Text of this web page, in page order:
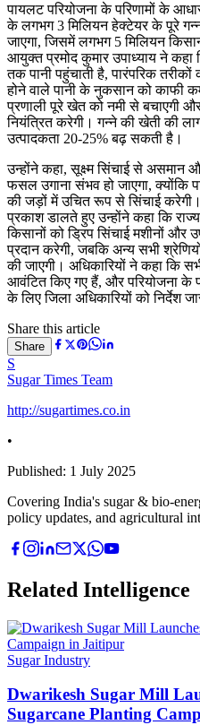
पायलट परियोजना के परिणामों के
के लगभग 3 मिलियन हेक्टेयर के पूरे
जाएगा, जिसमें लगभग 5 मिलियन
आयुक्त प्रमोद कुमार उपाध्याय ने कहा
तक पानी पहुंचाती है, पारंपरिक
होने वाले पानी के नुकसान को काफी
प्रणाली पूरे खेत को नमी से बचाएगी
नियंत्रित करेगी। गन्ने की खेती की
उत्पादकता 20-25% बढ़ सकती है।
उन्होंने कहा, सूक्ष्म सिंचाई से असमान
फसल उगाना संभव हो जाएगा, क्योंकि
की जड़ों में उचित रूप से सिंचाई
प्रकाश डालते हुए उन्होंने कहा कि
किसानों को ड्रिप सिंचाई मशीनों और
प्रदान करेगी, जबकि अन्य सभी
की जाएगी। अधिकारियों ने कहा कि
आवंटित किए गए हैं, और परियोजना के
के लिए जिला अधिकारियों को निर्देश
Share this article
Share
S
Sugar Times Team
http://sugartimes.co.in
•
Published: 1 July 2025
Covering India's sugar & bio-
policy updates, and agricultural
Related Intelligence
Sugar Industry
Dwarikesh Sugar Mill
Sugarcane Planting